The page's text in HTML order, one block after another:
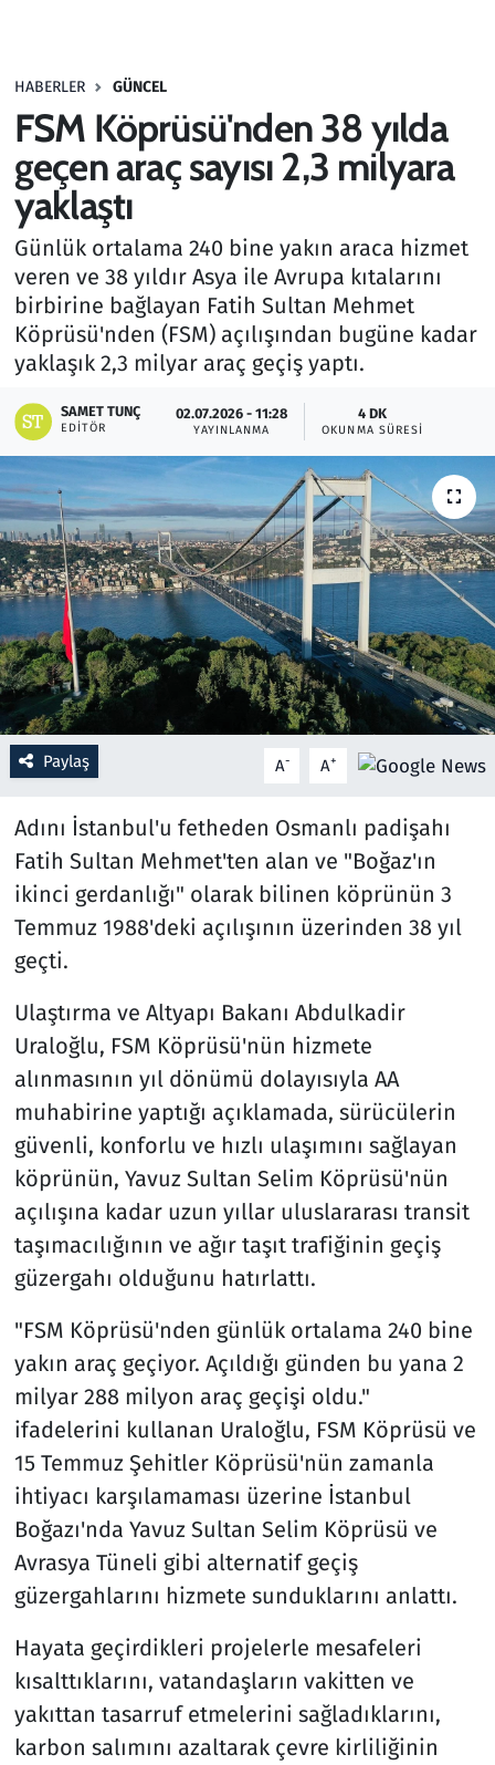
HABERLER GÜNCEL
FSM Köprüsü'nden 38 yılda
geçen araç sayısı 2,3 milyara
yaklaştı
Günlük ortalama 240 bine yakın araca hizmet
veren ve 38 yıldır Asya ile Avrupa kıtalarını
birbirine bağlayan Fatih Sultan Mehmet
Köprüsü'nden (FSM) açılışından bugüne kadar
yaklaşık 2,3 milyar araç geçiş yaptı.
SAMET TUNÇ
EDITÖR
02.07.2026 - 11:28
YAYINLANMA
4 DK
OKUNMA SÜRESI
Paylaş A- A+
Adını İstanbul'u fetheden Osmanlı padişahı
Fatih Sultan Mehmet'ten alan ve "Boğaz'ın
ikinci gerdanlığı" olarak bilinen köprünün 3
Temmuz 1988'deki açılışının üzerinden 38 yıl
geçti.
Ulaştırma ve Altyapı Bakanı Abdulkadir
Uraloğlu, FSM Köprüsü'nün hizmete
alınmasının yıl dönümü dolayısıyla AA
muhabirine yaptığı açıklamada, sürücülerin
güvenli, konforlu ve hızlı ulaşımını sağlayan
köprünün, Yavuz Sultan Selim Köprüsü'nün
açılışına kadar uzun yıllar uluslararası transit
taşımacılığının ve ağır taşıt trafiğinin geçiş
güzergahı olduğunu hatırlattı.
"FSM Köprüsü'nden günlük ortalama 240 bine
yakın araç geçiyor. Açıldığı günden bu yana 2
milyar 288 milyon araç geçişi oldu."
ifadelerini kullanan Uraloğlu, FSM Köprüsü ve
15 Temmuz Şehitler Köprüsü'nün zamanla
ihtiyacı karşılamaması üzerine İstanbul
Boğazı'nda Yavuz Sultan Selim Köprüsü ve
Avrasya Tüneli gibi alternatif geçiş
güzergahlarını hizmete sunduklarını anlattı.
Hayata geçirdikleri projelerle mesafeleri
kısalttıklarını, vatandaşların vakitten ve
yakıttan tasarruf etmelerini sağladıklarını,
karbon salımını azaltarak çevre kirliliğinin
Haber
Kültür Sanat
Kurumsal Haberler
Lezzet Durağı
Memur ve Kamu
Otomobil
Oyun
Ramazan
Resmi İlanlar
Rüya Tabirleri
Sağlık
Savunma Sanayi
Seçim 2023
Spor
Teknoloji ve Bilim
Televizyon